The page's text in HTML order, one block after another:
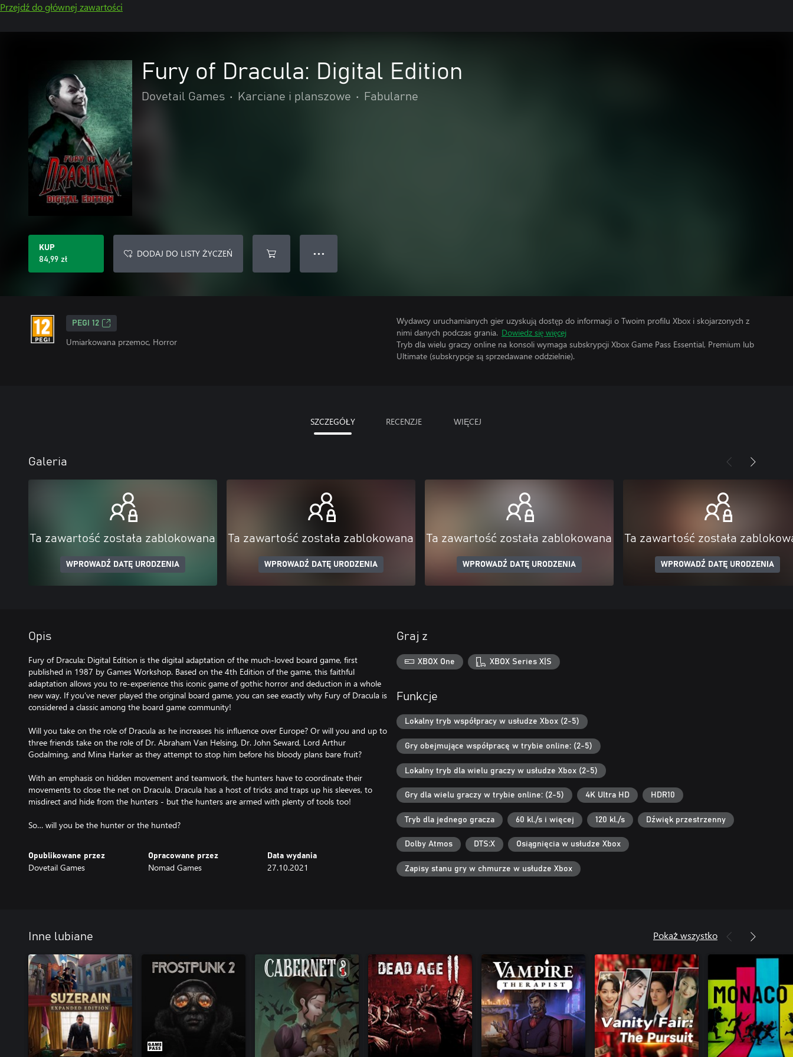
Przejdź do głównej zawartości
Fury of Dracula: Digital Edition
Dovetail Games • Karciane i planszowe • Fabularne
KUP
84,99 zł
DODAJ DO LISTY ŻYCZEŃ ● ● ●
PEGI 12
Umiarkowana przemoc, Horror
Wydawcy uruchamianych gier uzyskują dostęp do informacji o Twoim profilu Xbox i skojarzonych z
nimi danych podczas grania. Dowiedz się więcej
Tryb dla wielu graczy online na konsoli wymaga subskrypcji Xbox Game Pass Essential, Premium lub
Ultimate (subskrypcje są sprzedawane oddzielnie).
SZCZEGÓŁY RECENZJE WIĘCEJ
Galeria
Ta zawartość została zablokowana
WPROWADŹ DATĘ URODZENIA
Ta zawartość została zablokowana
WPROWADŹ DATĘ URODZENIA
Ta zawartość została zablokowana
WPROWADŹ DATĘ URODZENIA
Ta zawartość została
WPROWADŹ DATĘ URODZENIA
Opis
Fury of Dracula: Digital Edition is the digital adaptation of the much-loved board game, first
published in 1987 by Games Workshop. Based on the 4th Edition of the game, this faithful
adaptation allows you to re-experience this iconic game of gothic horror and deduction in a whole
new way. If you’ve never played the original board game, you can see exactly why Fury of Dracula is
considered a classic among the board game community!
Will you take on the role of Dracula as he increases his influence over Europe? Or will you and up to
three friends take on the role of Dr. Abraham Van Helsing, Dr. John Seward, Lord Arthur
Godalming, and Mina Harker as they attempt to stop him before his bloody plans bare fruit?
With an emphasis on hidden movement and teamwork, the hunters have to coordinate their
movements to close the net on Dracula. Dracula has a host of tricks and traps up his sleeves, to
misdirect and hide from the hunters - but the hunters are armed with plenty of tools too!
So… will you be the hunter or the hunted?
Opublikowane przez
Dovetail Games
Opracowane przez
Nomad Games
Data wydania
27.10.2021
Graj z
XBOX One XBOX Series X|S
Funkcje
Lokalny tryb współpracy w usłudze Xbox (2-5)
Gry obejmujące współpracę w trybie online: (2-5)
Lokalny tryb dla wielu graczy w usłudze Xbox (2-5)
Gry dla wielu graczy w trybie online: (2-5) 4K Ultra HD HDR10
Tryb dla jednego gracza 60 kl./s i więcej 120 kl./s Dźwięk przestrzenny
Dolby Atmos DTS:X Osiągnięcia w usłudze Xbox
Zapisy stanu gry w chmurze w usłudze Xbox
Inne lubiane Pokaż wszystko